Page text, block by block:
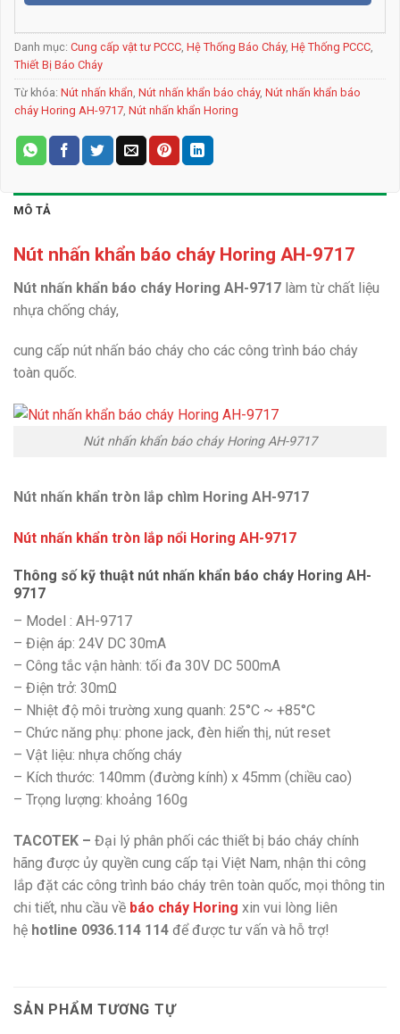
Danh mục: Cung cấp vật tư PCCC, Hệ Thống Báo Cháy, Hệ Thống PCCC,
Thiết Bị Báo Cháy
Từ khóa: Nút nhấn khẩn, Nút nhấn khẩn báo cháy, Nút nhấn khẩn báo
cháy Horing AH-9717, Nút nhấn khẩn Horing
MÔ TẢ
Nút nhấn khẩn báo cháy Horing AH-9717
Nút nhấn khẩn báo cháy Horing AH-9717 làm từ chất liệu
nhựa chống cháy,
cung cấp nút nhấn báo cháy cho các công trình báo cháy
toàn quốc.
Nút nhấn khẩn báo cháy Horing AH-9717
Nút nhấn khẩn tròn lắp chìm Horing AH-9717
Nút nhấn khẩn tròn lắp nổi Horing AH-9717
Thông số kỹ thuật nút nhấn khẩn báo cháy Horing AH-
9717
– Model : AH-9717
– Điện áp: 24V DC 30mA
– Công tắc vận hành: tối đa 30V DC 500mA
– Điện trở: 30mΩ
– Nhiệt độ môi trường xung quanh: 25°C ~ +85°C
– Chức năng phụ: phone jack, đèn hiển thị, nút reset
– Vật liệu: nhựa chống cháy
– Kích thước: 140mm (đường kính) x 45mm (chiều cao)
– Trọng lượng: khoảng 160g
TACOTEK – Đại lý phân phối các thiết bị báo cháy chính
hãng được ủy quyền cung cấp tại Việt Nam, nhận thi công
lắp đặt các công trình báo cháy trên toàn quốc, mọi thông tin
chi tiết, nhu cầu về báo cháy Horing xin vui lòng liên
hệ hotline 0936.114 114 để được tư vấn và hỗ trợ!
SẢN PHẨM TƯƠNG TỰ